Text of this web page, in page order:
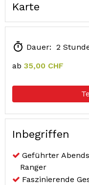
Karte
Dauer: 2
ab 35,00 CHF
Inbegriffen
Geführter
Ranger
Faszinierende